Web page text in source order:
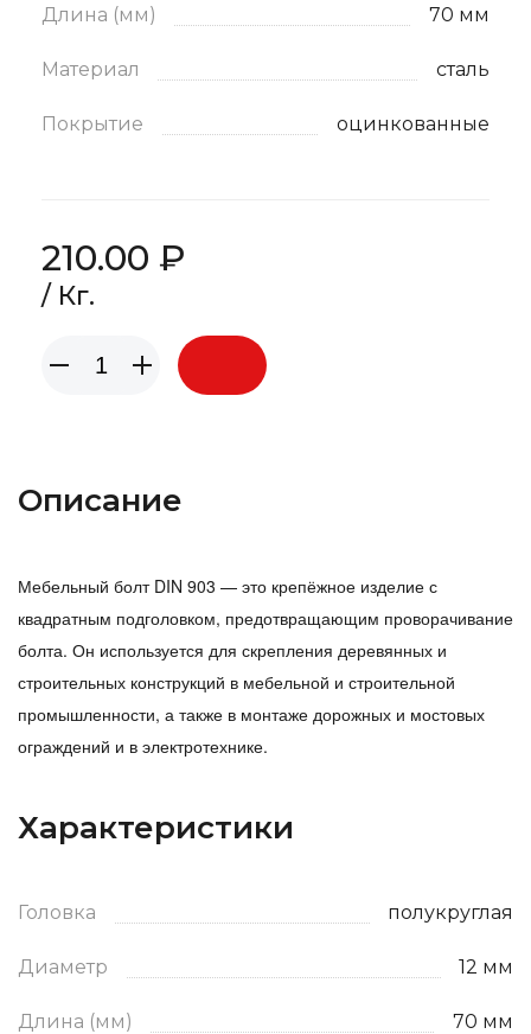
Длина (мм) 70 мм
Материал сталь
Покрытие оцинкованные
210.00 ₽
/ Кг.
Описание
Мебельный болт DIN 903 — это крепёжное изделие с
квадратным подголовком, предотвращающим проворачивание
болта. Он используется для скрепления деревянных и
строительных конструкций в мебельной и строительной
промышленности, а также в монтаже дорожных и мостовых
ограждений и в электротехнике.
Характеристики
Головка полукруглая
Диаметр 12 мм
Длина (мм) 70 мм